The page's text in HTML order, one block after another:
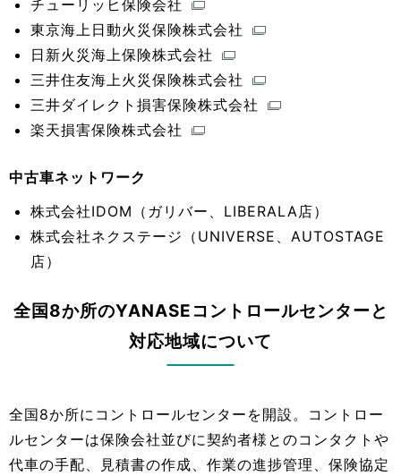
チューリッヒ保険会社
東京海上日動火災保険株式会社
日新火災海上保険株式会社
三井住友海上火災保険株式会社
三井ダイレクト損害保険株式会社
楽天損害保険株式会社
中古車ネットワーク
株式会社IDOM（ガリバー、LIBERALA店）
株式会社ネクステージ（UNIVERSE、AUTOSTAGE
店）
全国8か所のYANASEコントロールセンターと
対応地域について
全国8か所にコントロールセンターを開設。コントロー
ルセンターは保険会社並びに契約者様とのコンタクトや
代車の手配、見積書の作成、作業の進捗管理、保険協定